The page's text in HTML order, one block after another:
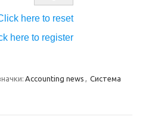
here to reset
here to register
Accounting news , Система